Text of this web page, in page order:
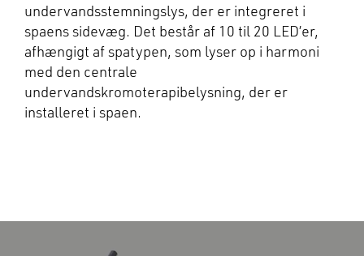
undervandsstemningslys, der er integreret i
spaens sidevæg. Det består af 10 til 20 LED’er,
afhængigt af spatypen, som lyser op i harmoni
med den centrale
undervandskromoterapibelysning, der er
installeret i spaen.